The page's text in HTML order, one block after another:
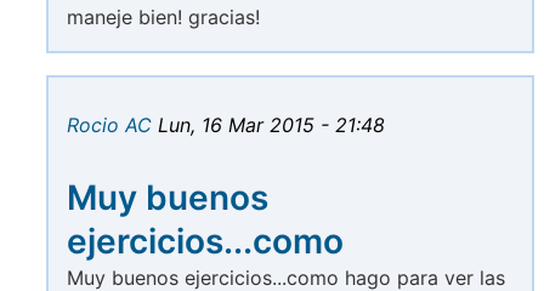
maneje bien! gracias!
Rocio AC Lun, 16 Mar 2015 - 21:48
Muy buenos
ejercicios...como
Muy buenos ejercicios...como hago para ver las